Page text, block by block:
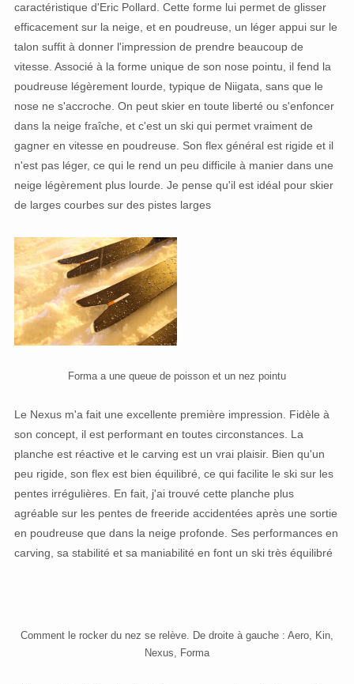
caractéristique d'Eric Pollard. Cette forme lui permet de glisser
efficacement sur la neige, et en poudreuse, un léger appui sur le
talon suffit à donner l'impression de prendre beaucoup de
vitesse. Associé à la forme unique de son nose pointu, il fend la
poudreuse légèrement lourde, typique de Niigata, sans que le
nose ne s'accroche. On peut skier en toute liberté ou s'enfoncer
dans la neige fraîche, et c'est un ski qui permet vraiment de
gagner en vitesse en poudreuse. Son flex général est rigide et il
n'est pas léger, ce qui le rend un peu difficile à manier dans une
neige légèrement plus lourde. Je pense qu'il est idéal pour skier
de larges courbes sur des pistes larges
Forma a une queue de poisson et un nez pointu
Le Nexus m'a fait une excellente première impression. Fidèle à
son concept, il est performant en toutes circonstances. La
planche est réactive et le carving est un vrai plaisir. Bien qu'un
peu rigide, son flex est bien équilibré, ce qui facilite le ski sur les
pentes irrégulières. En fait, j'ai trouvé cette planche plus
agréable sur les pentes de freeride accidentées après une sortie
en poudreuse que dans la neige profonde. Ses performances en
carving, sa stabilité et sa maniabilité en font un ski très équilibré
Comment le rocker du nez se relève. De droite à gauche : Aero, Kin,
Nexus, Forma